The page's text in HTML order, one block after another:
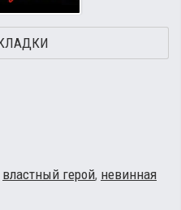
властный герой, невинная